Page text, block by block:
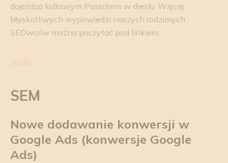
dojeżdża kultowym Passatem w dieslu. Więcej
błyskotliwych wypowiedzi naszych rodzimych
SEOwców można poczytać pod linkiem.
źródło
SEM
Nowe dodawanie konwersji w
Google Ads (konwersje Google
Ads)